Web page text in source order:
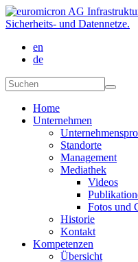
Direkt zum Inhalt
en
de
Home
Unternehmen
Standorte
Management
Mediathek
Videos
Fotos und
Historie
Kontakt
Kompetenzen
Übersicht